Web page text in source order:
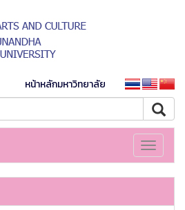
หน้าหลักมหาวิทยาลัย
Toggle